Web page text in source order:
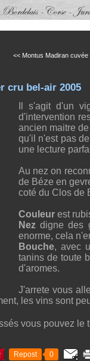
<< Montus Madiran cuvée
cru bel-air 2005
Il s'agit d'un
d'intervention
ancien maitre
qu'il n'est pas
une lecture
Au nez on
de Béze en
coté du Clos de
Couleurest
Nezdigne des
enorme, cela
Bouche, avec
tanins de toute
d'aromes.
J'arrete vous
les vins sont
vous pouvez le
Repost 0